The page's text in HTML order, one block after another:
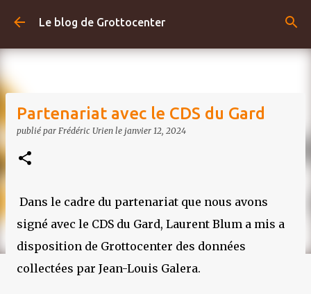
Accéder au contenu principal
Le blog de Grottocenter
Partenariat avec le CDS du Gard
publié par Frédéric Urien le janvier 12, 2024
Dans le cadre du partenariat que nous avons
signé avec le CDS du Gard, Laurent Blum a mis a
disposition de Grottocenter des données
collectées par Jean-Louis Galera.